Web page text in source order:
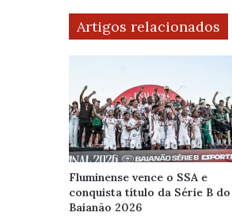
Artigos relacionados
Fluminense vence o SSA e
conquista título da Série B do
Baianão 2026